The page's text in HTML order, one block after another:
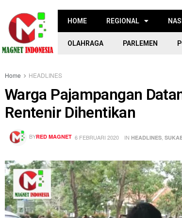
HOME REGIONAL
OLAHRAGA PARLEMEN
Home HEADLINES
Warga Pajampangan
Rentenir Dihentikan
BYRED MAGNET 6 FEBRUARI 2020 IN HEADLINES,